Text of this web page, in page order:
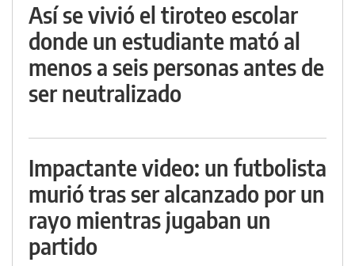
Así se vivió el tiroteo escolar
donde un estudiante mató al
menos a seis personas antes de
ser neutralizado
Impactante video: un futbolista
murió tras ser alcanzado por un
rayo mientras jugaban un
partido